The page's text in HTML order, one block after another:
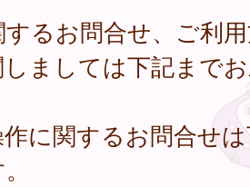
るお問合せ、ご利
ましては下記まで
に関するお問合せ